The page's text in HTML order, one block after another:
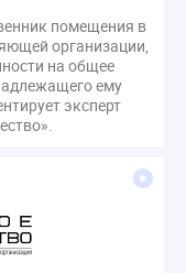
надзор
помещения в
организации,
на общее
ему
эксперт